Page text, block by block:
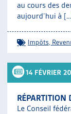
au cours des
aujourd’hui à
Impôts
14 FÉVRIER
RÉPARTITION
Le Conseil